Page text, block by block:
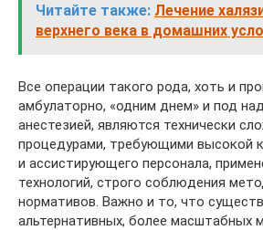
Читайте также: Лечение
верхнего века в домашних
Все операции такого рода, хоть и
амбулаторно, «одним днем» и под
анестезией, являются технически
процедурами, требующими высокой
и ассистирующего персонала,
технологий, строго соблюдения
нормативов. Важно и то, что
альтернативных, более масштабных